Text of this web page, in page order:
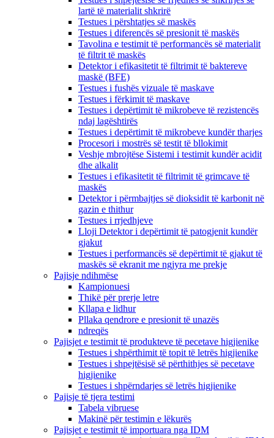
lartë të materialit shkrirë
Testues i përshtatjes së maskës
Testues i diferencës së presionit të maskës
Tavolina e testimit të performancës së materialit
të filtrit të maskës
Detektor i efikasitetit të filtrimit të baktereve
maskë (BFE)
Testues i fushës vizuale të maskave
Testues i fërkimit të maskave
Testues i depërtimit të mikrobeve të rezistencës
ndaj lagështirës
Testues i depërtimit të mikrobeve kundër tharjes
Procesori i mostrës së testit të bllokimit
Veshje mbrojtëse Sistemi i testimit kundër acidit
dhe alkalit
Testues i efikasitetit të filtrimit të grimcave të
maskës
Detektor i përmbajtjes së dioksidit të karbonit në
gazin e thithur
Testues i rrjedhjeve
Lloji Detektor i depërtimit të patogjenit kundër
gjakut
Testues i performancës së depërtimit të gjakut të
maskës së ekranit me ngjyra me prekje
Pajisje ndihmëse
Kampionuesi
Thikë për prerje letre
Kllapa e lidhur
Pllaka qendrore e presionit të unazës
ndreqës
Pajisjet e testimit të produkteve të pecetave higjienike
Testues i shpërthimit të topit të letrës higjienike
Testues i shpejtësisë së përthithjes së pecetave
higjienike
Testues i shpërndarjes së letrës higjienike
Pajisje të tjera testimi
Tabela vibruese
Makinë për testimin e lëkurës
Pajisjet e testimit të importuara nga IDM